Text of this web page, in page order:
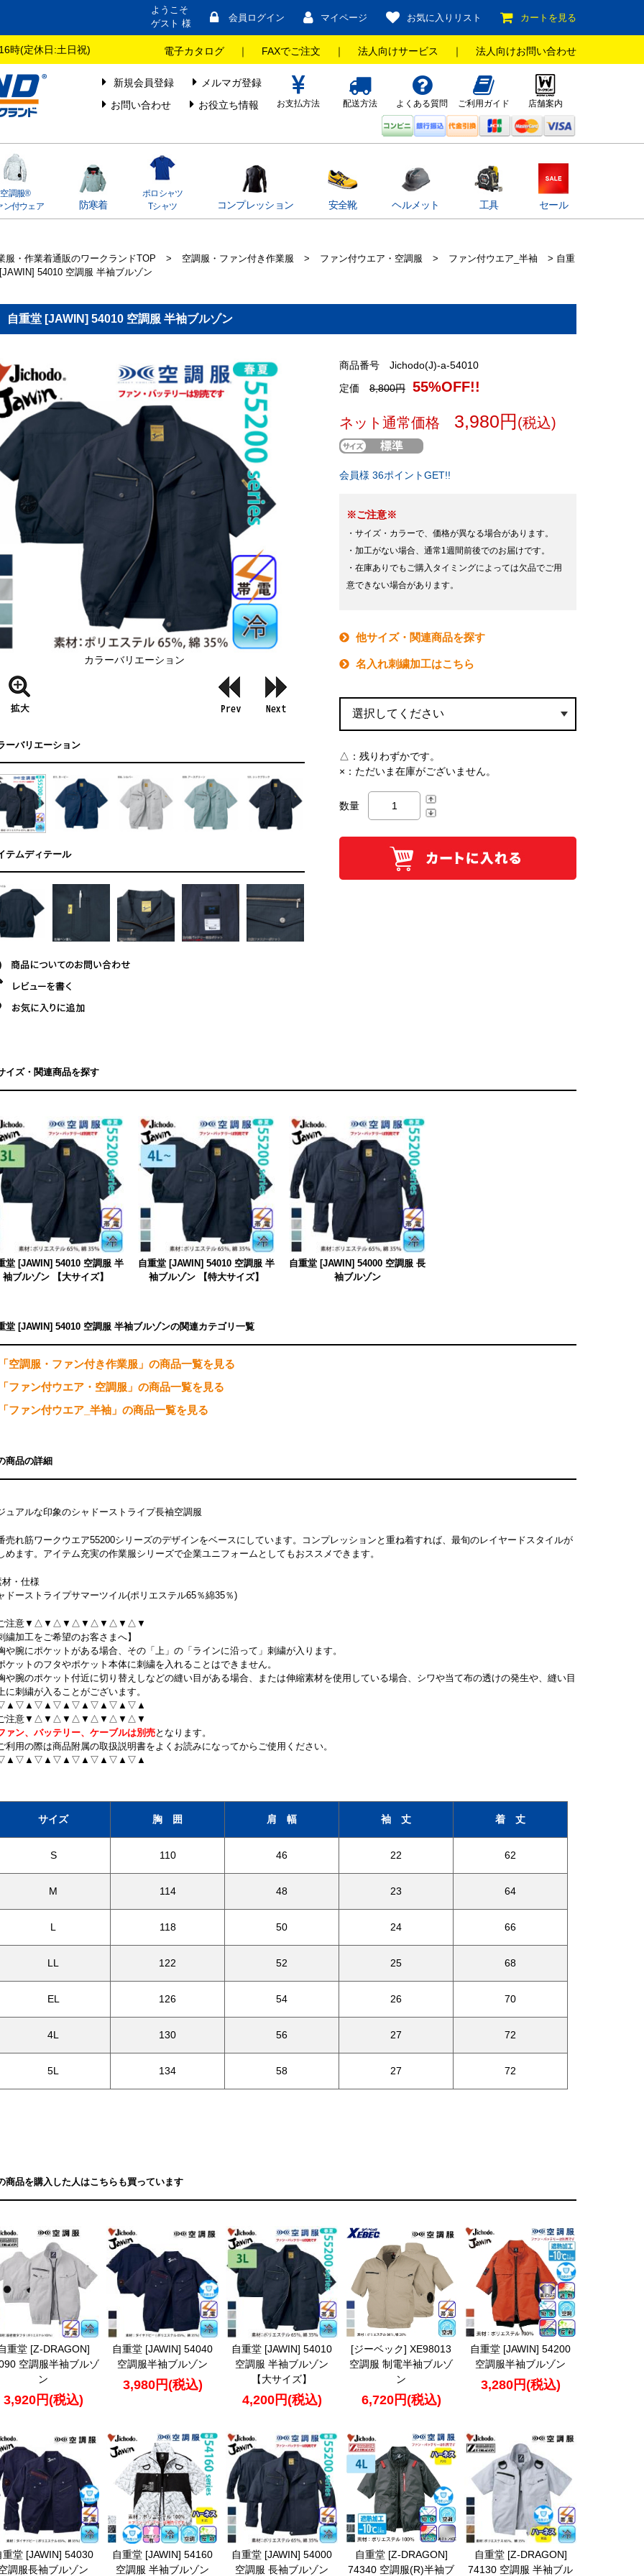
ようこそ
ゲスト 様
会員ログイン マイページ お気に入りリスト カートを見る
時(定休日:土日祝) 電子カタログ ｜ FAXでご注文 ｜ 法人向けサービス ｜ 法人向けお問い合わせ
新規会員登録
メルマガ登録
お問い合わせ
お役立ち情報 お支払方法 配送方法 よくある質問 ご利用ガイド 店舗案内
空調服®
ン付ウェア
防寒着
ポロシャツ
Tシャツ
コンプレッション 安全靴 ヘルメット 工具 セール
服・作業着通販のワークランドTOP > 空調服・ファン付き作業服 > ファン付ウエア・空調服 > ファン付ウエア_半袖
> 自重
54010 空調服 半袖ブルゾン
自重堂 [JAWIN] 54010 空調服 半袖ブルゾン
商品番号 Jichodo(J)-a-54010
定価 8,800円 55%OFF!!
ネット通常価格 3,980円 (税込)
会員様 36ポイントGET!!
※ご注意※
・サイズ・カラーで、価格が異なる場合があります。
・加工がない場合、通常1週間前後でのお届けです。
・在庫ありでもご購入タイミングによっては欠品でご用
意できない場合があります。
他サイズ・関連商品を探す
名入れ刺繍加工はこちら
△： 残りわずかです。
×： ただいま在庫がございません。
数量
カラーバリエーション
ーバリエーション
テムディテール
イズ・関連商品を探す
堂 [JAWIN] 54010 空調服 半
袖ブルゾン 【大サイズ】
自重堂 [JAWIN] 54010 空調服 半
袖ブルゾン 【特大サイズ】
自重堂 [JAWIN] 54000 空調服 長
袖ブルゾン
堂 [JAWIN] 54010 空調服 半袖ブルゾンの関連カテゴリ一覧
空調服・ファン付き作業服」の商品一覧を見る
ファン付ウエア・空調服」の商品一覧を見る
ファン付ウエア_半袖」の商品一覧を見る
商品の詳細
ュアルな印象のシャドーストライプ長袖空調服
売れ筋ワークウエア55200シリーズのデザインをベースにしています。コンプレッションと重ね着すれば、最旬のレイヤードスタイルが
めます。アイテム充実の作業服シリーズで企業ユニフォームとしてもおススメできます。
・仕様
ドーストライプサマーツイル(ポリエステル65％綿35％)
注意▼△▼△▼△▼△▼△▼△▼
繍加工をご希望のお客さまへ】
や腕にポケットがある場合、その「上」の「ラインに沿って」刺繍が入ります。
ケットのフタやポケット本体に刺繍を入れることはできません。
や腕のポケット付近に切り替えしなどの縫い目がある場合、または伸縮素材を使用している場合、シワや当て布の透けの発生や、縫い目
に刺繍が入ることがございます。
注意▼△▼△▼△▼△▼△▼△▼
ァン、バッテリー、ケーブルは別売となります。
利用の際は商品附属の取扱説明書をよくお読みになってからご使用ください。
サイズ 胸 囲 肩 幅 袖 丈 着 丈
S 110 46 22 62
M 114 48 23 64
L 118 50 24 66
LL 122 52 25 68
EL 126 54 26 70
4L 130 56 27 72
5L 134 58 27 72
商品を購入した人はこちらも買っています
重堂 [Z-DRAGON]
空調服半袖ブルゾ
ン
3,920円(税込)
自重堂 [JAWIN] 54040
空調服半袖ブルゾン
3,980円(税込)
自重堂 [JAWIN] 54010
空調服 半袖ブルゾン
【大サイズ】
4,200円(税込)
[ジーベック] XE98013
空調服 制電半袖ブルゾ
ン
6,720円(税込)
自重堂 [JAWIN] 54200
空調服半袖ブルゾン
3,280円(税込)
重堂 [JAWIN] 54030
調服長袖ブルゾン
自重堂 [JAWIN] 54160
空調服 半袖ブルゾン
自重堂 [JAWIN] 54000
空調服 長袖ブルゾン
自重堂 [Z-DRAGON]
74340 空調服(R)半袖ブ
自重堂 [Z-DRAGON]
74130 空調服 半袖ブル